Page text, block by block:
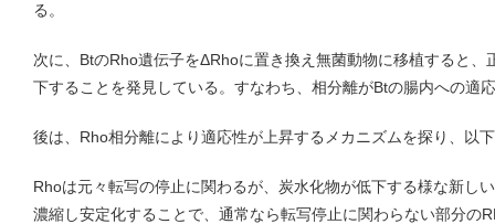
る。
次に、BtのRho遺伝子をΔRhoに置き換え無菌動物に移植すると、
下することを発見している。すなわち、相分離がBtの腸内への適
後は、Rho相分離により適応性が上昇するメカニズムを探り、以
Rhoは元々転写の停止に関わるが、炭水化物が低下する様な新し
濃縮し安定化することで、通常なら転写停止に関わらない部分の